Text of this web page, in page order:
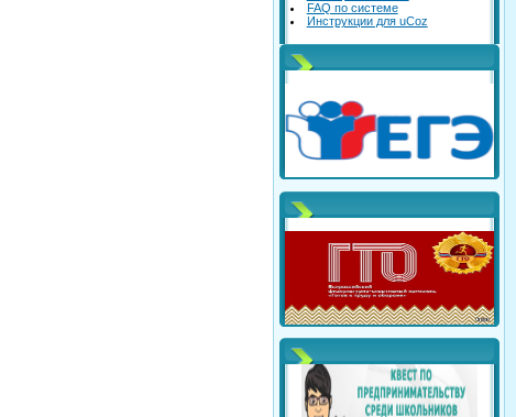
FAQ по системе
Инструкции для uCoz